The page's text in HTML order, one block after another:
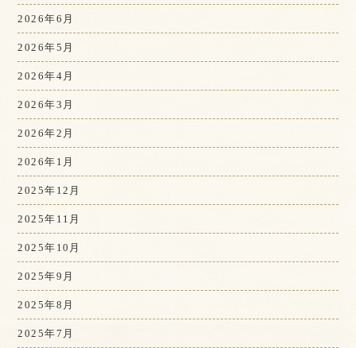
2026年6月
2026年5月
2026年4月
2026年3月
2026年2月
2026年1月
2025年12月
2025年11月
2025年10月
2025年9月
2025年8月
2025年7月